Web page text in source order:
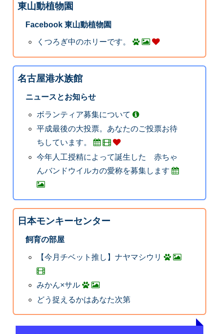
東山動植物園
Facebook 東山動植物園
くつろぎ中のホリーです。
名古屋港水族館
ニュースとお知らせ
ボランティア募集について
平成最後の大投票。あなたのご投票お待
ちしています。
今年人工授精によって誕生した 赤ちゃ
んバンドウイルカの愛称を募集します
日本モンキーセンター
飼育の部屋
【今月チベット推し】ナヤマシウリ
みかん×サル
どう捉えるかはあなた次第